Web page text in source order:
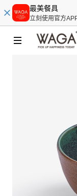
最美餐具
立刻使用官方